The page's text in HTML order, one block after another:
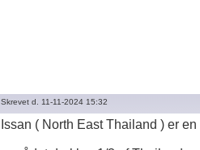
Skrevet d. 11-11-2024 15:32
Issan ( North East Thailand ) er